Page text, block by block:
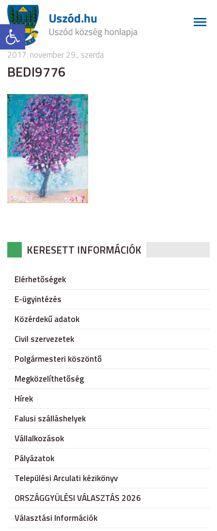
Eszköztár megnyitása
2017. november 29., szerda
BEDI9776
KERESETT INFORMÁCIÓK
Elérhetőségek
E-ügyintézés
Közérdekű adatok
Civil szervezetek
Polgármesteri köszöntő
Megközelíthetőség
Hírek
Falusi szálláshelyek
Vállalkozások
Pályázatok
Települési Arculati kézikönyv
ORSZÁGGYÜLÉSI VÁLASZTÁS 2026
Választási Információk